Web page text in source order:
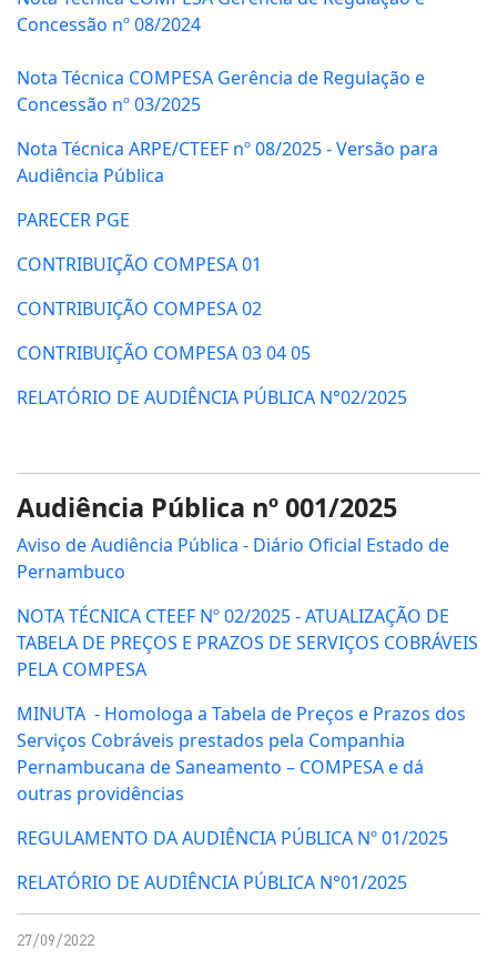
Concessão nº 08/2024
Nota Técnica COMPESA Gerência de Regulação e
Concessão nº 03/2025
Nota Técnica ARPE/CTEEF nº 08/2025 - Versão para
Audiência Pública
PARECER PGE
CONTRIBUIÇÃO COMPESA 01
CONTRIBUIÇÃO COMPESA 02
CONTRIBUIÇÃO COMPESA 03 04 05
RELATÓRIO DE AUDIÊNCIA PÚBLICA N°02/2025
Audiência Pública nº 001/2025
Aviso de Audiência Pública - Diário Oficial Estado de
Pernambuco
NOTA TÉCNICA CTEEF Nº 02/2025 - ATUALIZAÇÃO DE
TABELA DE PREÇOS E PRAZOS DE SERVIÇOS COBRÁVEIS
PELA COMPESA
MINUTA - Homologa a Tabela de Preços e Prazos dos
Serviços Cobráveis prestados pela Companhia
Pernambucana de Saneamento – COMPESA e dá
outras providências
REGULAMENTO DA AUDIÊNCIA PÚBLICA Nº 01/2025
RELATÓRIO DE AUDIÊNCIA PÚBLICA N°01/2025
27/09/2022